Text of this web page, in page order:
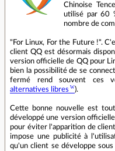
Chinoise
utilisé par 60
nombre de
"For Linux, For the Future !".
client QQ est désormais
version officielle de QQ pour
bien la possibilité de se
fermé rend souvent ces
alternatives libres
).
Cette bonne nouvelle est
développé une version
pour éviter l'apparition de
impose une publicité à
qu'un client se développe